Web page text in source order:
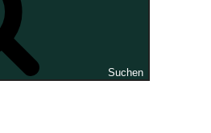
Suchen